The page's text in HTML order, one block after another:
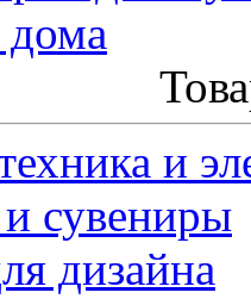
и
сувениры
дизайна